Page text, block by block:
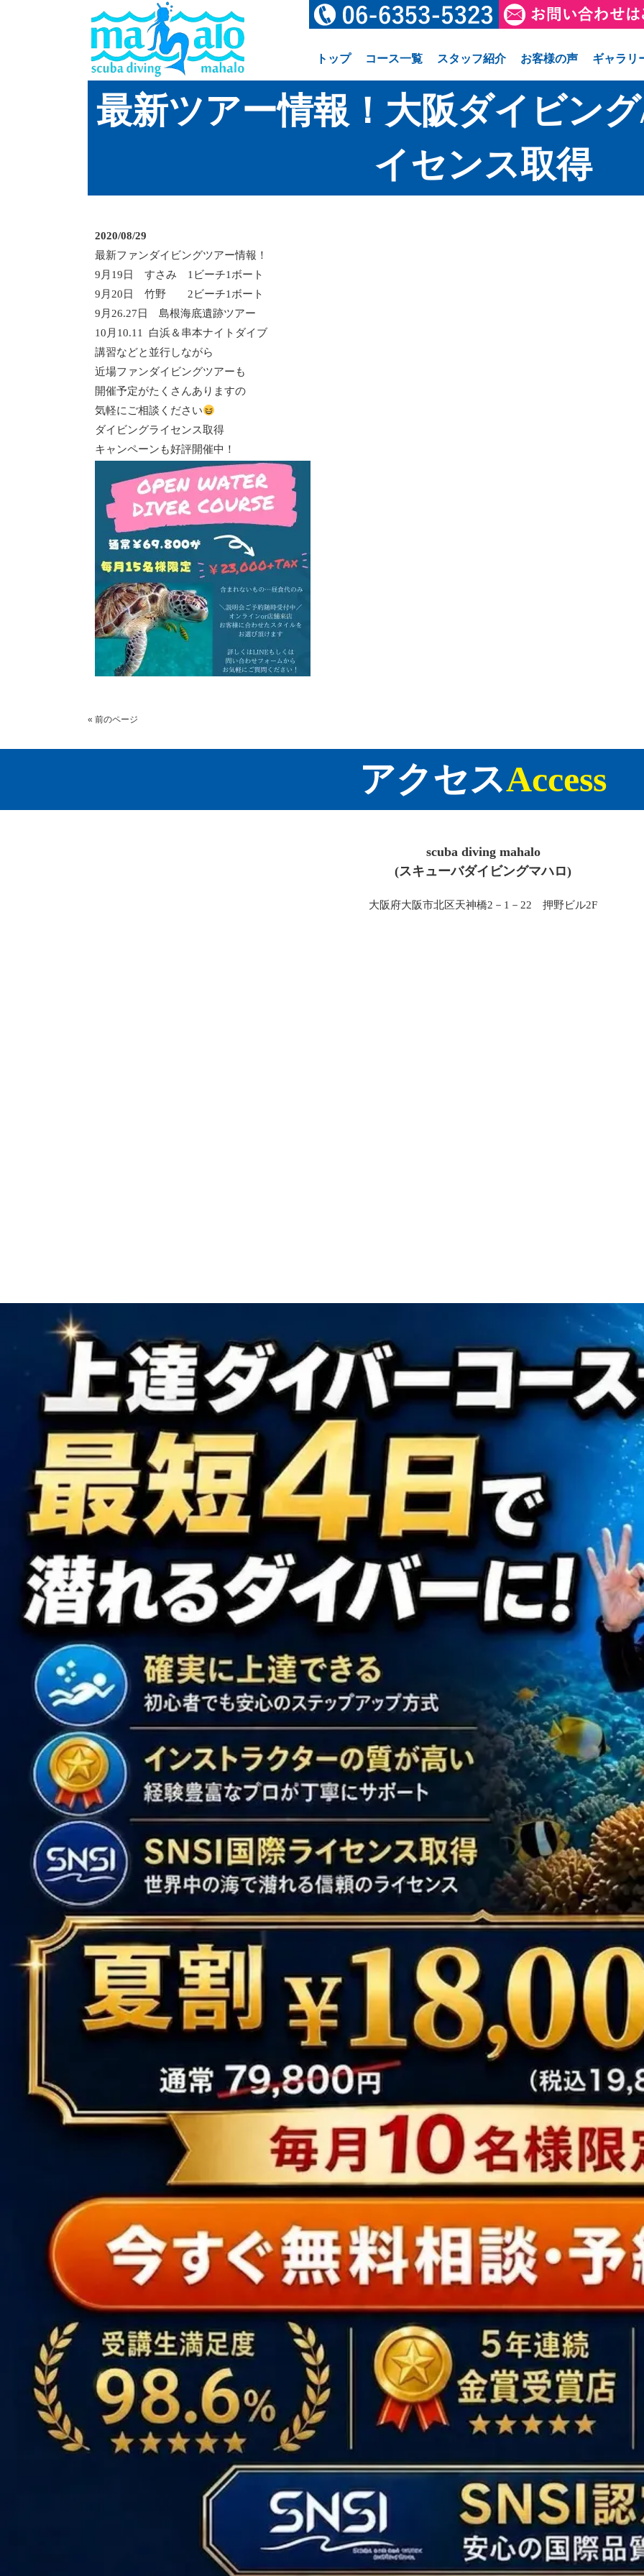
トップ コース一覧 スタッフ紹介 お客様の声 ギャラリ
最新ツアー情報！大阪ダイビン
イセンス取得
2020/08/29
最新ファンダイビングツアー情報！
9月19日 すさみ 1ビーチ1ボート
9月20日 竹野 2ビーチ1ボート
9月26.27日 島根海底遺跡ツアー
10月10.11 白浜＆串本ナイトダイブ
講習などと並行しながら
近場ファンダイビングツアーも
開催予定がたくさんありますの
気軽にご相談ください
ダイビングライセンス取得
キャンペーンも好評開催中！
« 前のページ
アクセスAccess
scuba diving mahalo
(スキューバダイビングマハロ)
大阪府大阪市北区天神橋2－1－22 押野ビル2F